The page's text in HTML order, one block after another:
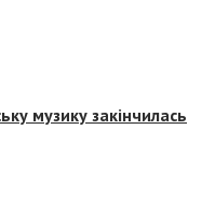
музику закінчилась